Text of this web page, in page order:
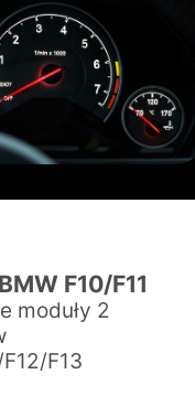
F10/F11
moduły 2
F13